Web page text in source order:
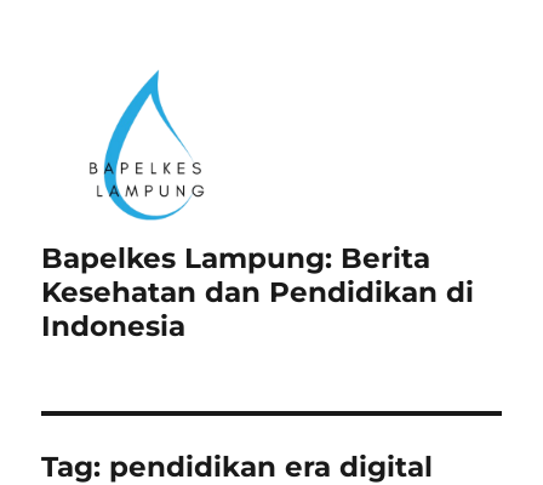
Bapelkes Lampung: Berita
Kesehatan dan Pendidikan di
Indonesia
Tag: pendidikan era digital